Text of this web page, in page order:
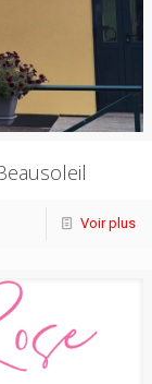
Voir plus